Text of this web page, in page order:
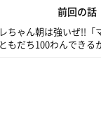
前回の話
ちゃん朝は強いぜ!!「
もだち100わんできる